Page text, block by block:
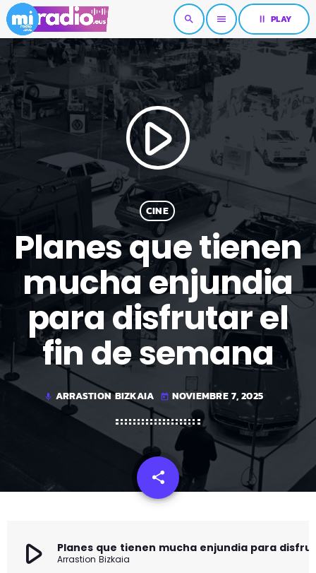
search menu pause PLAY
play_arrow
CINE
Planes que tienen
mucha enjundia
para disfrutar el
fin de semana
mic ARRASTION BIZKAIA today NOVIEMBRE 7, 2025
share
email
play_arrow Arrastion Bizkaia